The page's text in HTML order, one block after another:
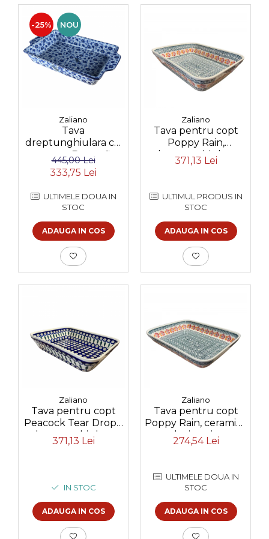
-25% NOU
Zaliano
Tava
dreptunghiulara cu
manere Butterfly
Dance, ceramica
smaltuita, pictata
manual, 23,0 X 39, 0
cm
445,00 Lei
333,75 Lei
ULTIMELE DOUA IN
STOC
ADAUGA IN COS
Zaliano
Tava pentru copt
Poppy Rain,
dreptunghiulara,
ceramica smaltuita,
33,3 cm, volum 3,4 L
371,13 Lei
ULTIMUL PRODUS IN
STOC
ADAUGA IN COS
Zaliano
Tava pentru copt
Peacock Tear Drops,
dreptunghiulara,
ceramica smaltuita,
371,13 Lei
IN STOC
ADAUGA IN COS
Zaliano
Tava pentru copt
Poppy Rain, ceramica
smaltuita, pictata
manual, 22,5 x 29,5
274,54 Lei
ULTIMELE DOUA IN
STOC
ADAUGA IN COS